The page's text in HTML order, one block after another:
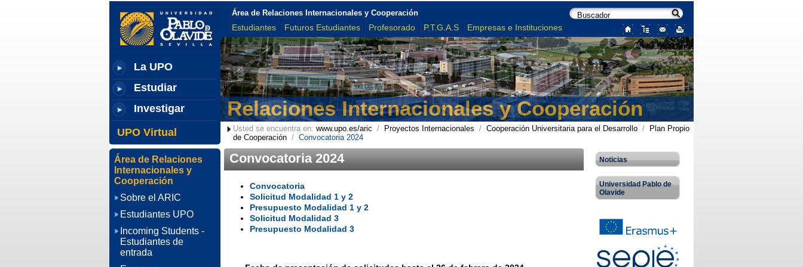
La UPO
Estudiar
Investigar
UPO Virtual
Área de Relaciones Internacionales y Cooperación
Estudiantes Futuros Estudiantes Profesorado P.T.G.A.S Empresas e Instituciones
Relaciones Internacionales y Cooperación
Usted se encuentra en: www.upo.es/aric / Proyectos Internacionales / Cooperación Universitaria para el Desarrollo/
Plan Propio
de Cooperación/ Convocatoria 2024
Convocatoria 2024
Convocatoria
Solicitud Modalidad 1 y 2
Presupuesto Modalidad 1 y 2
Solicitud Modalidad 3
Presupuesto Modalidad 3
Área de Relaciones
Internacionales y
Cooperación
Sobre el ARIC
Estudiantes UPO
Incoming Students -
Estudiantes de
entrada
Noticias
Universidad Pablo de
Olavide